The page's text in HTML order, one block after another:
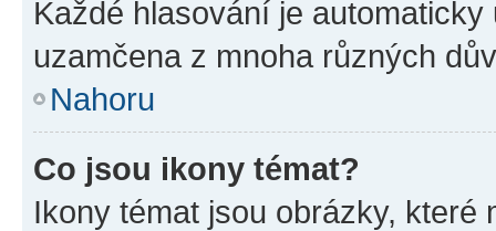
Každé hlasování je
uzamčena z mnoha různých
Nahoru
Co jsou ikony témat?
Ikony témat jsou obrázky,